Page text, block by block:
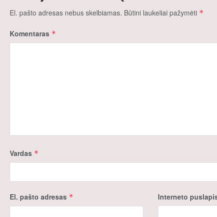
El. pašto adresas nebus skelbiamas. Būtini laukeliai pažymėti *
Komentaras *
Vardas *
El. pašto adresas * Interneto